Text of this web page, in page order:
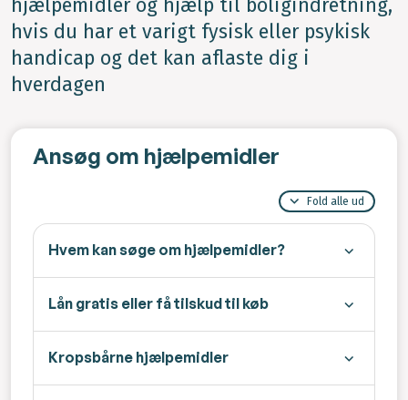
hjælpemidler og hjælp til boligindretning,
hvis du har et varigt fysisk eller psykisk
handicap og det kan aflaste dig i
hverdagen
Ansøg om hjælpemidler
Fold alle ud
Hvem kan søge om hjælpemidler?
Lån gratis eller få tilskud til køb
Kropsbårne hjælpemidler